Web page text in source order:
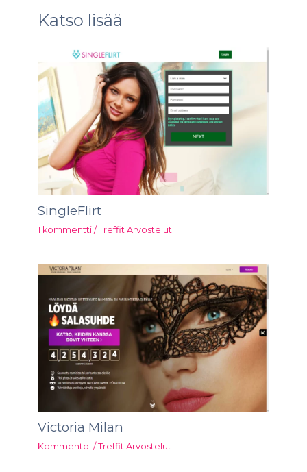
Katso lisää
SingleFlirt
1 kommentti /Treffit Arvostelut
Victoria Milan
Kommentoi /Treffit Arvostelut